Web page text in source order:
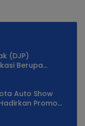
(DJP)
Berupa
Auto Show
Promo